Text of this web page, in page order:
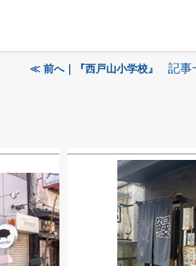
≪ 前へ｜『西戸山小学校』 記事